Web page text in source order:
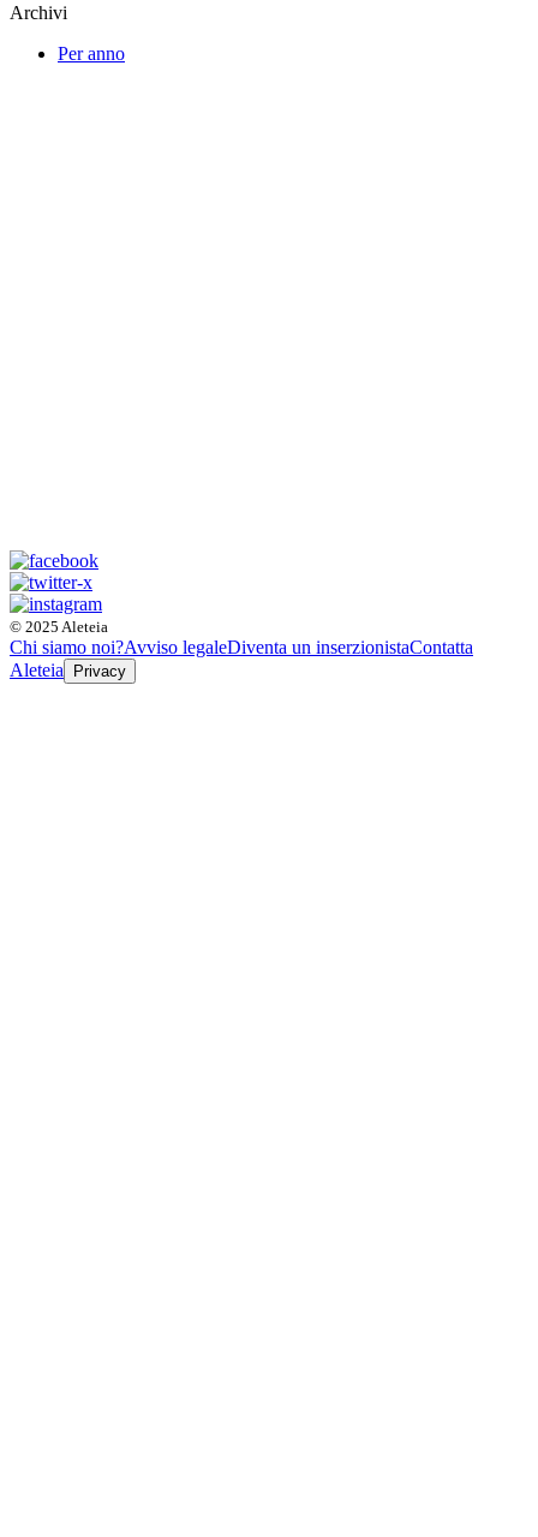
Archivi
Per anno
© 2025 Aleteia
Chi siamo noi?Avviso legaleDiventa un inserzionistaContatta
Aleteia
Privacy